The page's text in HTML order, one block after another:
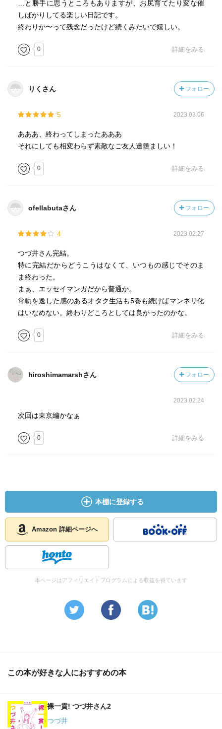
…と勝手に思うところもありますが、お尻育てたり変な催
しばかりしてる楽しい日記です。
終わりか〜って残念だったけど続くみたいで嬉しい。
0 詳細をみる
りくさん フォロー
5 2023.03.06
あああ、終わってしまったあああ
それにしても相変わらず素敵なご友人達羨ましい！
0 詳細をみる
ofellabutaさん フォロー
4 2023.02.27
つづ井さん完結。
特に完結だからどうこうはなくて、いつもの感じでそのま
ま終わった。
まぁ、エッセイマンガだから普通か。
常軌を逸した感のあるオタク生活も5巻も続けばマンネリ化
はいなめない。終わりどころとしては良かったのかな。
0 詳細をみる
hiroshimamarshさん フォロー
2023.02.24
次回は東京編かなぁ
0 詳細をみる
本棚に登録する
Amazon 詳細ページへ
本ページはアフィリエイトプログラムによる収益を得ています
この本が好きな人におすすめの本
裸一貫! つづ井さん2
つづ井